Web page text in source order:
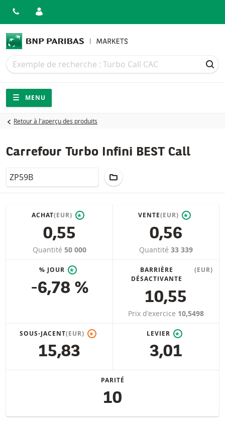
Recherche
Recherche
Navigation
Navigation sur le site
MENU
Retour à l'aperçu des produits
Carrefour Turbo Infini BEST Call
LocalCode
ACHAT(EUR) *
0,55
Quantité 50 000
VENTE(EUR) *
0,56
Quantité 33 339
% JOUR *
-6,78 %
BARRIÈRE
DÉSACTIVANTE
(EUR)
10,55
Prix d'exercice 10,5498
SOUS-JACENT(EUR) *
15,83
LEVIER *
3,01
PARITÉ
10